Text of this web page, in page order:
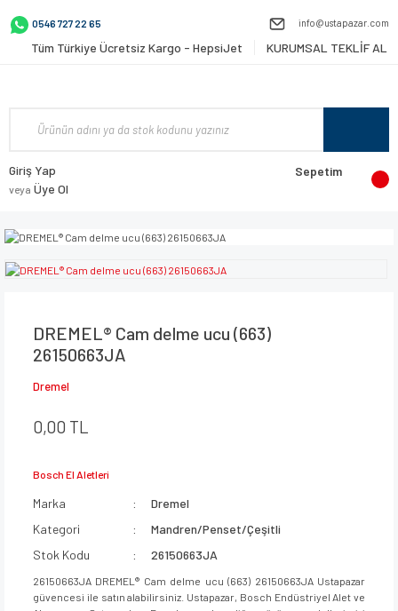
0546 727 22 65 info@ustapazar.com
Tüm Türkiye Ücretsiz Kargo - HepsiJet KURUMSAL TEKLİF AL
Giriş Yap
veya Üye Ol
Sepetim
DREMEL® Cam delme ucu (663)
26150663JA
Dremel
0,00 TL
Bosch El Aletleri
Marka
Dremel
Kategori
Mandren/Penset/Çeşitli
Stok Kodu
26150663JA
26150663JA DREMEL® Cam delme ucu (663) 26150663JA Ustapazar
güvencesi ile satın alabilirsiniz. Ustapazar, Bosch Endüstriyel Alet ve